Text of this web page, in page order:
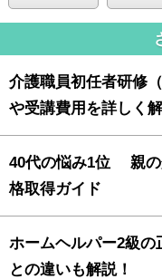
介護職員初任者研修
や受講費用を詳しく解
40代の悩み1位 親の
格取得ガイド
ホームヘルパー2級の
との違いも解説！